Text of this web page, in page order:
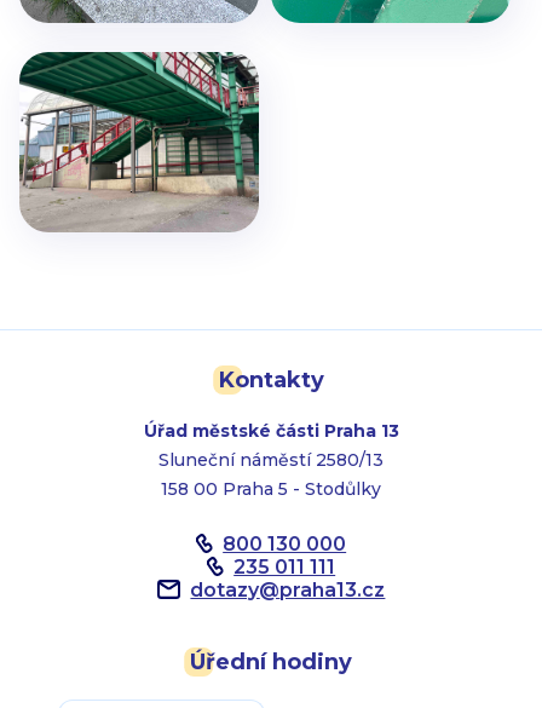
Kontakty
Úřad městské části Praha 13
Sluneční náměstí 2580/13
158 00 Praha 5 - Stodůlky
800 130 000
235 011 111
dotazy@praha13.cz
Úřední hodiny